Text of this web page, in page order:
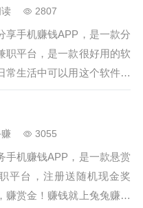
朋友快来尝试一下吧悬赏牛
：在悬赏牛手机赚钱APP接
（简单任务、微小程序任
、注册下载任务、认证绑卡
高价任务和和其他任务）赚
2807
享手机赚钱APP，是一款分
职平台，是一款很好用的软
常生活中可以用这个软件阅
讯，这里每天都会更新最新
打开就能浏览，内容包含很
康、体育、育儿、美食等
都能随时看，图文并茂，新
喜欢可以来看看。…
3055
手机赚钱APP，是一款悬赏
平台，注册送随机现金奖
赚赏金！赚钱就上兔兔赚，